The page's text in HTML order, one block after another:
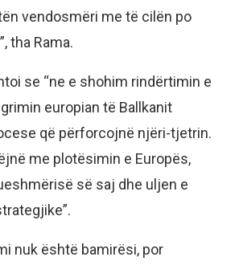
vendosmëri me të cilën po
tha Rama.
se “ne e shohim rindërtimin e
europian të Ballkanit
që përforcojnë njëri-tjetrin.
me plotësimin e Europës,
së saj dhe uljen e
nuk është bamirësi, por